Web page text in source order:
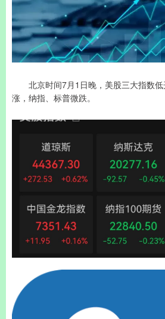
北京时间7月1日晚，美股三大指数低
涨，纳指、标普微跌。